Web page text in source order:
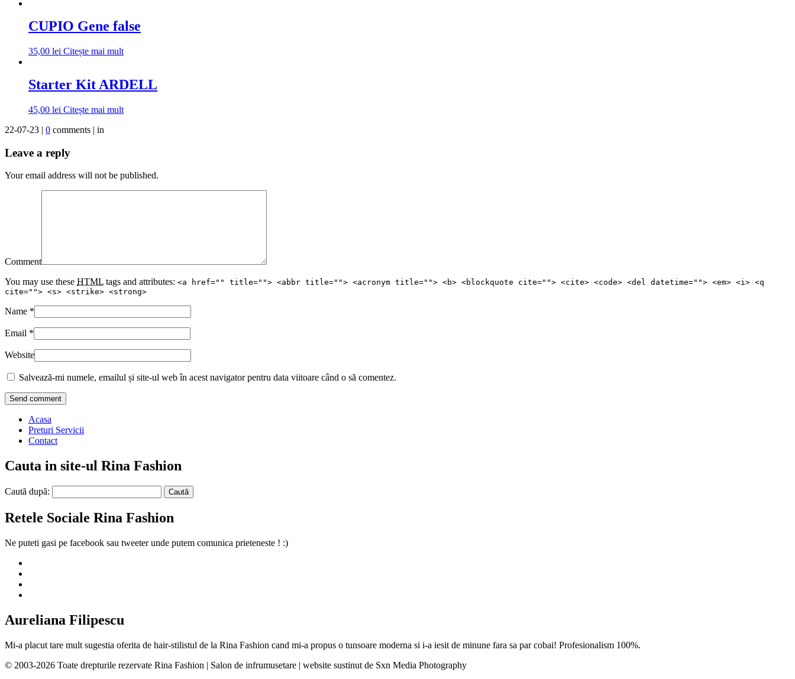
CUPIO Gene false
35,00 lei Citește mai mult
Starter Kit ARDELL
45,00 lei Citește mai mult
22-07-23 | 0 comments | in
Leave a reply
Your email address will not be published.
Comment
You may use these HTML tags and attributes: <a href="" title=""> <abbr title=""> <acronym title=""> <b> <blockquote cite=""> <cite> <code> <del datetime=""> <em> <i> <q
cite=""> <s> <strike> <strong>
Name *
Email *
Website
Salvează-mi numele, emailul și site-ul web în acest navigator pentru data viitoare când o să comentez.
Acasa
Preturi Servicii
Contact
Cauta in site-ul Rina Fashion
Caută după:
Retele Sociale Rina Fashion
Ne puteti gasi pe facebook sau tweeter unde putem comunica prieteneste ! :)
Aureliana Filipescu
Mi-a placut tare mult sugestia oferita de hair-stilistul de la Rina Fashion cand mi-a propus o tunsoare moderna si i-a iesit de minune fara sa par cobai! Profesionalism 100%.
© 2003-2026 Toate drepturile rezervate Rina Fashion | Salon de infrumusetare | website sustinut de Sxn Media Photography